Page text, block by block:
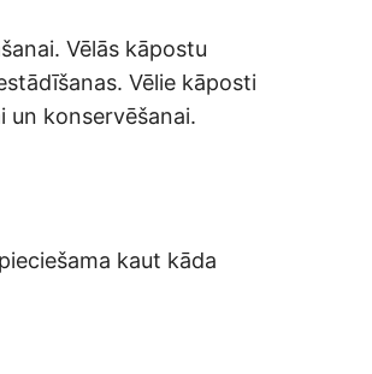
Vēlās kāpostu
Vēlie kāposti
un konservēšanai.
kaut kāda